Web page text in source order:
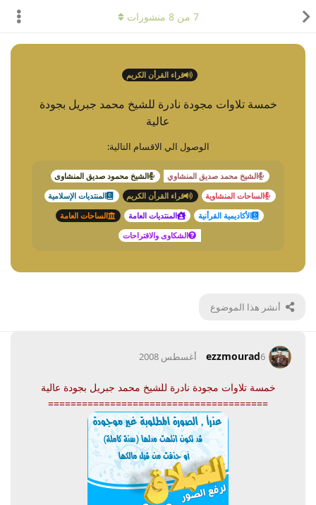
قراء القرأن الكريم
خمسة تلاوات مجودة نادرة للشيخ محمد جبريل بجودة
عالية
الوصول الي الاقسام التالية:
الشيخ محمد صديق المنشاوي
الشيخ محمود صديق المنشاوى
الساحات المنشاوية
قراء القرأن الكريم
المنتديات الإسلامية
الأكاديمية القرأنية
المنتديات العامة
الساحات العامة
الشكاوى والاقتراحات
أنشر هذا الموضوع
7 من8 منشورات
ezzmourad6 أغسطس 2008
خمسة تلاوات مجودة نادرة للشيخ محمد جبريل بجودة عالية
=======================================